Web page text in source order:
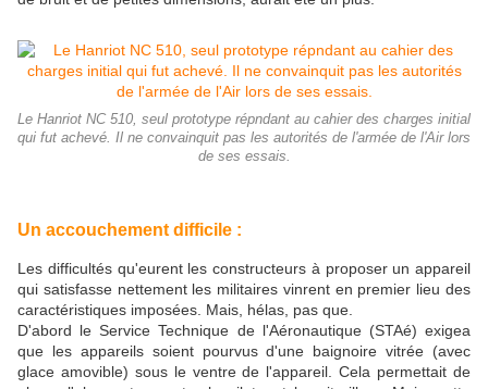
Le Hanriot NC 510, seul prototype répndant au cahier des charges initial
qui fut achevé. Il ne convainquit pas les autorités de l'armée de l'Air lors
de ses essais.
Un accouchement difficile :
Les difficultés qu'eurent les constructeurs à proposer un appareil
qui satisfasse nettement les militaires vinrent en premier lieu des
caractéristiques imposées. Mais, hélas, pas que.
D'abord le Service Technique de l'Aéronautique (STAé) exigea
que les appareils soient pourvus d'une baignoire vitrée (avec
glace amovible) sous le ventre de l'appareil. Cela permettait de